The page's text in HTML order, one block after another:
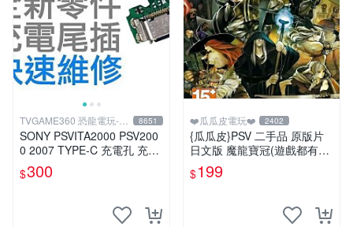
TVGAME360 恐龍電玩-台
中店
8651
SONY PSVITA2000 PSV200
0 2007 TYPE-C 充電孔 充電
座 充電尾插 專業維修 台中恐
龍電玩
$300
❤️瓜瓜皮電玩❤️ 2402
{瓜瓜皮}PSV 二手品 原版片
日文版 魔龍寶冠(遊戲都有回
收)
$199